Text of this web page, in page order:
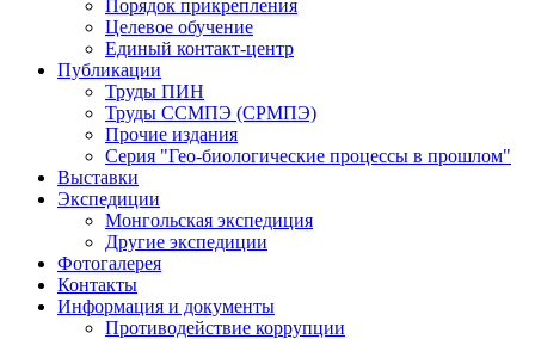
Порядок прикрепления
Целевое обучение
Единый контакт-центр
Публикации
Труды ПИН
Труды ССМПЭ (СРМПЭ)
Прочие издания
Серия "Гео-биологические процессы в прошлом"
Выставки
Экспедиции
Монгольская экспедиция
Другие экспедиции
Фотогалерея
Контакты
Информация и документы
Противодействие коррупции